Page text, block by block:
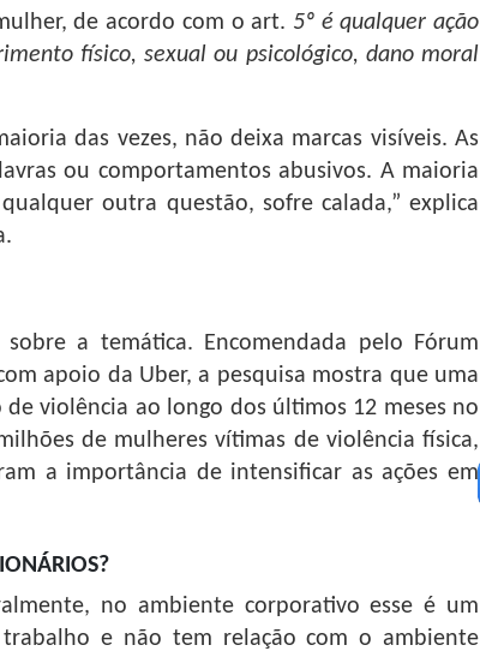
de acordo com o art. 5º é qualquer ação
físico, sexual ou psicológico, dano moral
das vezes, não deixa marcas visíveis. As
ou comportamentos abusivos. A maioria
outra questão, sofre calada,” explica
sobre a temática. Encomendada pelo Fórum
apoio da Uber, a pesquisa mostra que uma
violência ao longo dos últimos 12 meses no
de mulheres vítimas de violência física,
a importância de intensificar as ações em
no ambiente corporativo esse é um
e não tem relação com o ambiente